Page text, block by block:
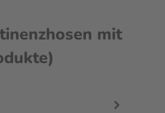
mit